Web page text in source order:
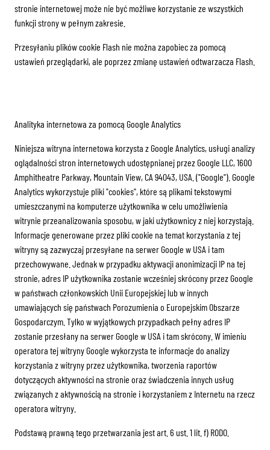
stronie internetowej może nie być możliwe korzystanie ze wszystkich
funkcji strony w pełnym zakresie.
Przesyłaniu plików cookie Flash nie można zapobiec za pomocą
ustawień przeglądarki, ale poprzez zmianę ustawień odtwarzacza Flash.
Analityka internetowa za pomocą Google Analytics
Niniejsza witryna internetowa korzysta z Google Analytics, usługi analizy
oglądalności stron internetowych udostępnianej przez Google LLC, 1600
Amphitheatre Parkway, Mountain View, CA 94043, USA. ("Google"). Google
Analytics wykorzystuje pliki "cookies", które są plikami tekstowymi
umieszczanymi na komputerze użytkownika w celu umożliwienia
witrynie przeanalizowania sposobu, w jaki użytkownicy z niej korzystają.
Informacje generowane przez pliki cookie na temat korzystania z tej
witryny są zazwyczaj przesyłane na serwer Google w USA i tam
przechowywane. Jednak w przypadku aktywacji anonimizacji IP na tej
stronie, adres IP użytkownika zostanie wcześniej skrócony przez Google
w państwach członkowskich Unii Europejskiej lub w innych
umawiających się państwach Porozumienia o Europejskim Obszarze
Gospodarczym. Tylko w wyjątkowych przypadkach pełny adres IP
zostanie przesłany na serwer Google w USA i tam skrócony. W imieniu
operatora tej witryny Google wykorzysta te informacje do analizy
korzystania z witryny przez użytkownika, tworzenia raportów
dotyczących aktywności na stronie oraz świadczenia innych usług
związanych z aktywnością na stronie i korzystaniem z Internetu na rzecz
operatora witryny.
Podstawą prawną tego przetwarzania jest art. 6 ust. 1 lit. f) RODO.